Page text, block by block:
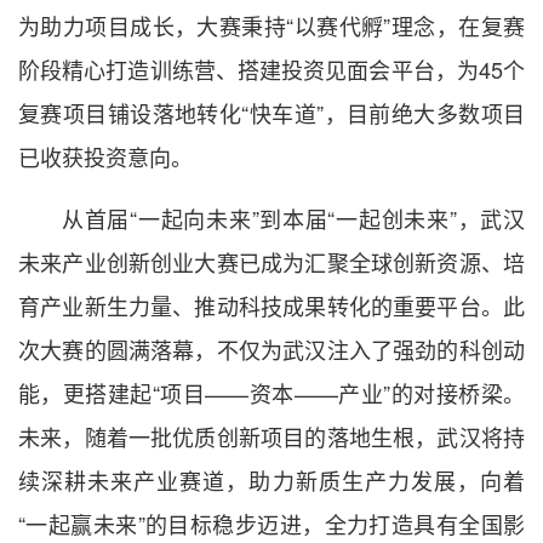
为助力项目成长，大赛秉持“以赛代孵”理念，在复赛
阶段精心打造训练营、搭建投资见面会平台，为45个
复赛项目铺设落地转化“快车道”，目前绝大多数项目
已收获投资意向。
从首届“一起向未来”到本届“一起创未来”，武汉
未来产业创新创业大赛已成为汇聚全球创新资源、培
育产业新生力量、推动科技成果转化的重要平台。此
次大赛的圆满落幕，不仅为武汉注入了强劲的科创动
能，更搭建起“项目——资本——产业”的对接桥梁。
未来，随着一批优质创新项目的落地生根，武汉将持
续深耕未来产业赛道，助力新质生产力发展，向着
“一起赢未来”的目标稳步迈进，全力打造具有全国影